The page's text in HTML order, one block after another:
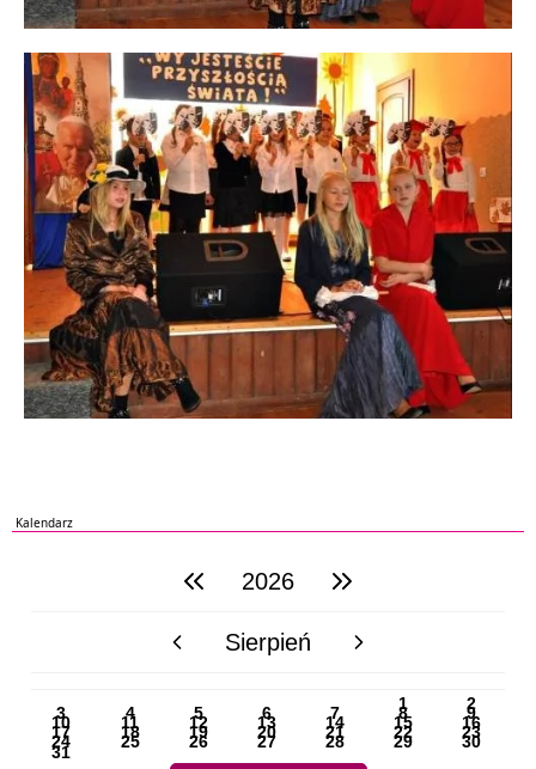
Kalendarz
poprzedni rok2026 następny rok
poprzedni miesiącSierpień następny miesiąc
1 2
3 4 5 6 7 8 9
10 11 12 13 14 15 16
17 18 19 20 21 22 23
24 25 26 27 28 29 30
31